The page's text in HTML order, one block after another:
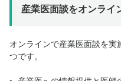
産業医面談をオンライ
オンラインで産業医面談を実
つです。